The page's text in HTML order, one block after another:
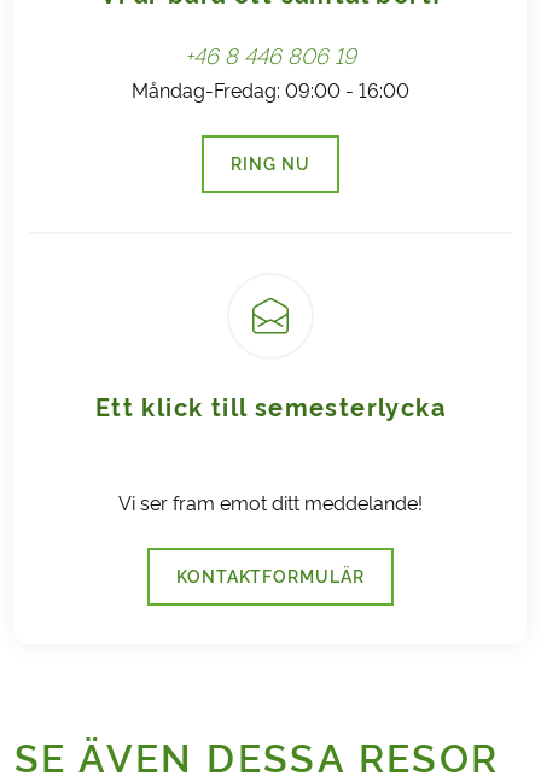
+46 8 446 806 19
Måndag-Fredag: 09:00 - 16:00
RING NU(LÄNKEN ÖPPNAS I EN NY
Ett klick till semesterlycka
Vi ser fram emot ditt meddelande!
KONTAKTFORMULÄR
SE ÄVEN DESSA RESOR